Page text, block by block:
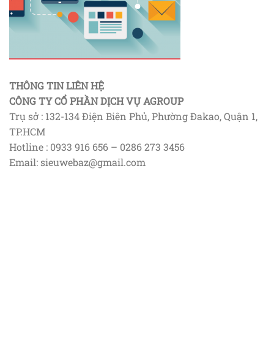
THÔNG TIN LIÊN HỆ
CÔNG TY CỔ PHẦN DỊCH VỤ AGROUP
Trụ sở : 132-134 Điện Biên Phủ, Phường Đakao, Quận 1,
TP.HCM
Hotline : 0933 916 656 – 0286 273 3456
Email: sieuwebaz@gmail.com